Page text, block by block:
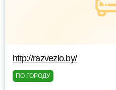
http://razvezlo.by/
ПО ГОРОДУ